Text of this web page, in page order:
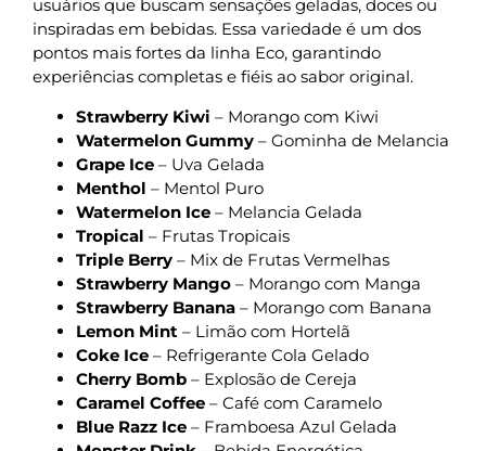
usuários que buscam sensações geladas, doces ou
inspiradas em bebidas. Essa variedade é um dos
pontos mais fortes da linha Eco, garantindo
experiências completas e fiéis ao sabor original.
Strawberry Kiwi – Morango com Kiwi
Watermelon Gummy – Gominha de Melancia
Grape Ice – Uva Gelada
Menthol – Mentol Puro
Watermelon Ice – Melancia Gelada
Tropical – Frutas Tropicais
Triple Berry – Mix de Frutas Vermelhas
Strawberry Mango – Morango com Manga
Strawberry Banana – Morango com Banana
Lemon Mint – Limão com Hortelã
Coke Ice – Refrigerante Cola Gelado
Cherry Bomb – Explosão de Cereja
Caramel Coffee – Café com Caramelo
Blue Razz Ice – Framboesa Azul Gelada